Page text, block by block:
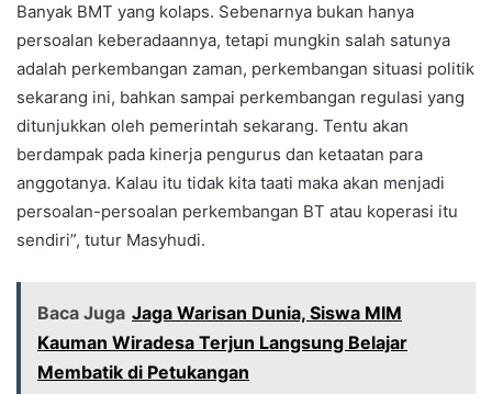
Banyak BMT yang kolaps. Sebenarnya bukan hanya
persoalan keberadaannya, tetapi mungkin salah satunya
adalah perkembangan zaman, perkembangan situasi politik
sekarang ini, bahkan sampai perkembangan regulasi yang
ditunjukkan oleh pemerintah sekarang. Tentu akan
berdampak pada kinerja pengurus dan ketaatan para
anggotanya. Kalau itu tidak kita taati maka akan menjadi
persoalan-persoalan perkembangan BT atau koperasi itu
sendiri”, tutur Masyhudi.
Baca Juga Jaga Warisan Dunia, Siswa MIM
Kauman Wiradesa Terjun Langsung Belajar
Membatik di Petukangan